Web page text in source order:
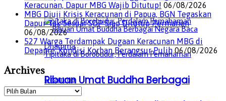
Ribuan Umat Buddha Berbagai
Keracunan, Dapur MBG Wajib Ditutup! 06/08/2026
MBG Diuji Krisis Keracunan di Papua, BGN Tegaskan
Dapur Tak Sesuai SOP Siap Ditutup Permanen
06/08/2026
527 Warga Terdampak Dugaan Keracunan MBG di
Depapre, Kondisi Korban Berangsur Pulih 06/08/2026
Archives
Archives